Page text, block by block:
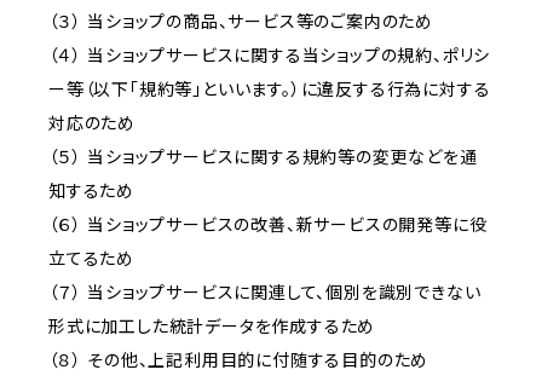
（３） 当ショップの商品、サービス等のご案内のため
（４） 当ショップサービスに関する当ショップの規約、ポリシ
ー等（以下「規約等」といいます。）に違反する行為に対する
対応のため
（５） 当ショップサービスに関する規約等の変更などを通
知するため
（６） 当ショップサービスの改善、新サービスの開発等に役
立てるため
（７） 当ショップサービスに関連して、個別を識別できない
形式に加工した統計データを作成するため
（８） その他、上記利用目的に付随する目的のため